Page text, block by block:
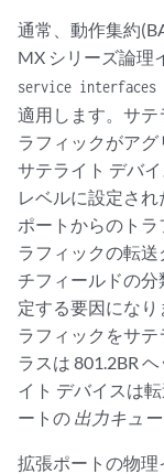
通常、動作集約
MX シリーズ論理
service interfaces
適用します。サテ
ラフィックがアグ
サテライト デバ
レベルに設定さ
ポートからのト
ラフィックの転
チフィールドの
定する要因になり
ラフィックをサ
ラスは 801.2BR
イト デバイスは
ートの 出力キュ
拡張ポートの物理